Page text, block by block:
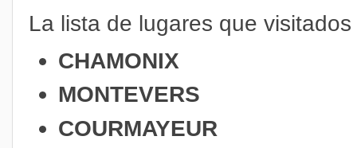
La lista de lugares que
CHAMONIX
MONTEVERS
COURMAYEUR